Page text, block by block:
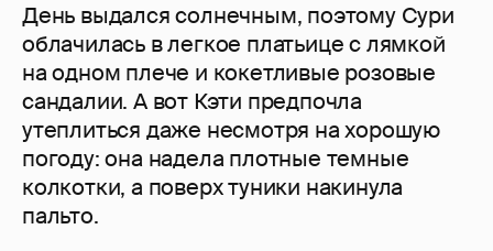
День выдался солнечным, поэтому Сури
облачилась в легкое платьице с лямкой
на одном плече и кокетливые розовые
сандалии. А вот Кэти предпочла
утеплиться даже несмотря на хорошую
погоду: она надела плотные темные
колкотки, а поверх туники накинула
пальто.